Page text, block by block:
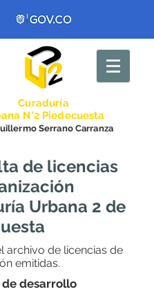
Curaduría
N°2 Piedecuesta
Serrano Carranza
de licencias
Urbana 2 de
archivo de licencias de
emitidas.
de desarrollo